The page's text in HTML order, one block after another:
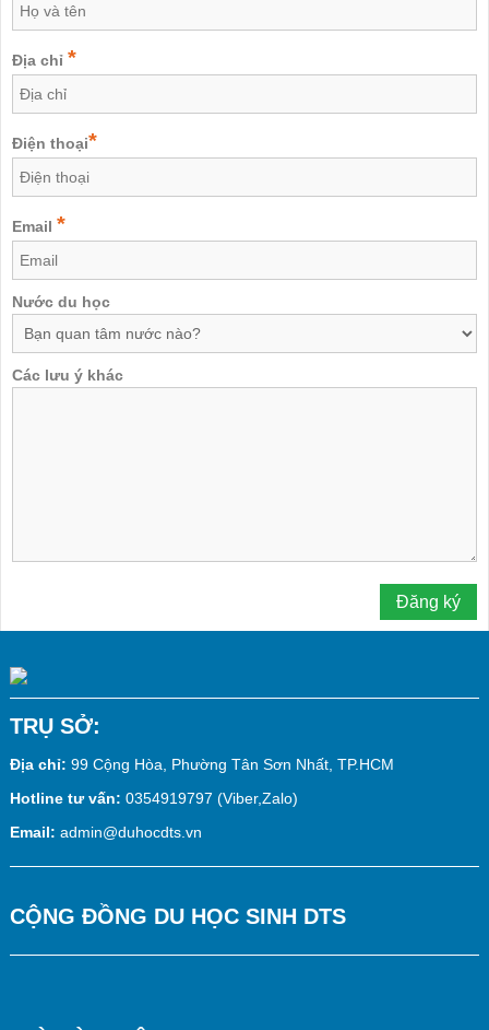
Địa chỉ *
Điện thoại*
Email *
Nước du học
Các lưu ý khác
TRỤ SỞ:
Địa chỉ: 99 Cộng Hòa, Phường Tân Sơn Nhất, TP.HCM
Hotline tư vấn: 0354919797 (Viber,Zalo)
Email: admin@duhocdts.vn
CỘNG ĐỒNG DU HỌC SINH DTS